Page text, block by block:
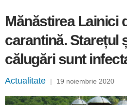
Mănăstirea Lainici
carantină. Starețul
călugări sunt
Actualitate | 19 noiembrie 2020